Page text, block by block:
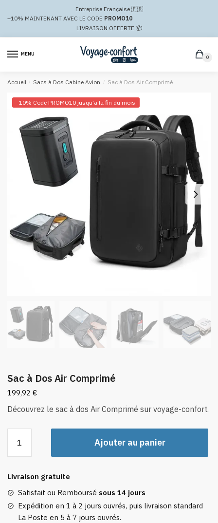
navigation
Entreprise Française 🇫🇷
–10% MAINTENANT AVEC LE CODE PROMO10
LIVRAISON OFFERTE 📦
MENU
0
Accueil / Sacs à Dos Cabine Avion / Sac à Dos Air Comprimé
-10% Code PROMO10 jusqu'a la fin du mois
Sac à Dos Air Comprimé
199,92 €
Découvrez le sac à dos Air Comprimé sur voyage-confort.
Sac
Dos
Air
Comprimé
Ajouter au panier
Livraison gratuite
Satisfait ou Remboursé sous 14 jours
Expédition en 1 à 2 jours ouvrés, puis livraison standard
La Poste en 5 à 7 jours ouvrés.